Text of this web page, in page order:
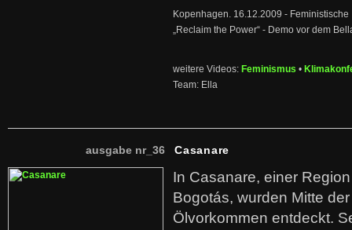
Kopenhagen. 16.12.2009 -
„Reclaim the Power“ - Demo vor dem
weitere Videos: Feminismus •
Team: Ella
ausgabe nr_36 Casanare
In Casanare, einer
Bogotás, wurden Mitte
Ölvorkommen entdeckt.